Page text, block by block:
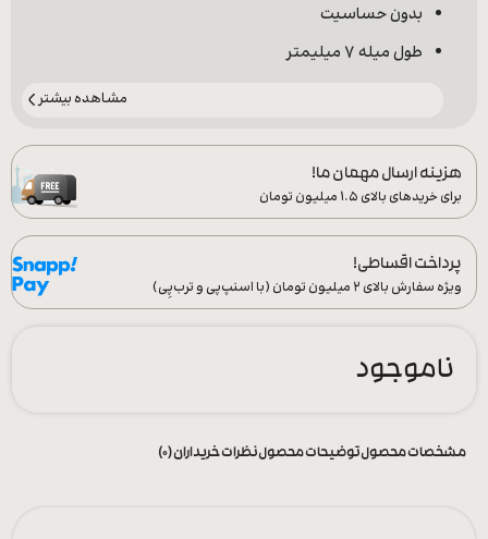
بدون حساسیت
طول میله 7 میلیمتر
مشاهده بیشتر
هزینه ارسال مهمان ما!
برای خریدهای بالای ۱.۵ میلیون تومان
پرداخت اقساطی!
ویژه سفارش‌ بالای ۲ میلیون تومان (با اسنپ‌پی و ترب‌پِی)
ناموجود
مشخصات محصولتوضیحات محصولنظرات خریداران (0)